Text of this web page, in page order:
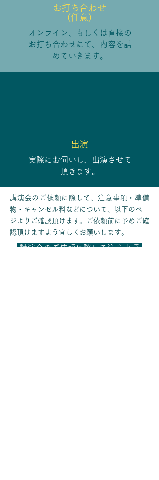
​お打ち合わせ
(任意)
オンライン、もしくは直接の
お打ち合わせにて、​内容を詰
めていきます。
​出演
​実際にお伺いし、出演させて
頂きます。
講演会のご依頼に際して、注意事項・準備
物・キャンセル料などについて、以下のペー
ジよりご確認頂けます。ご依頼前に予めご確
認頂けますよう宜しくお願いします。
講演会のご依頼に際して注意事項